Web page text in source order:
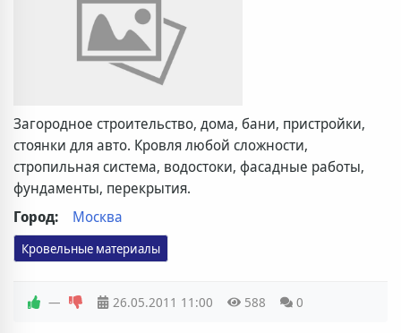
Загородное строительство, дома, бани, пристройки,
стоянки для авто. Кровля любой сложности,
стропильная система, водостоки, фасадные работы,
фундаменты, перекрытия.
Город:
Москва
Кровельные материалы
— 26.05.2011 11:00 588 0